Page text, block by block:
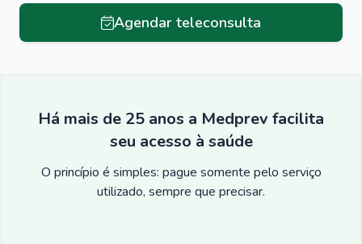
Agendar teleconsulta
Há mais de 25 anos a Medprev facilita
seu acesso à saúde
O princípio é simples: pague somente pelo serviço
utilizado, sempre que precisar.